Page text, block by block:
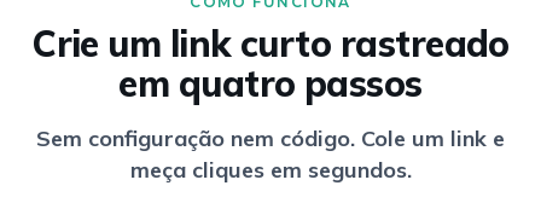
Crie um link curto rastreado
em quatro passos
Sem configuração nem código. Cole um link e
meça cliques em segundos.